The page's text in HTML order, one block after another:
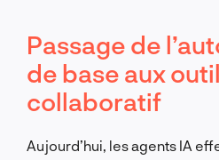
Passage de
de base aux
collaboratif
Aujourd’hui, les agents IA